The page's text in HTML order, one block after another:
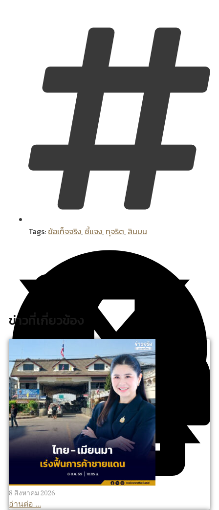
Tags: ข้อเท็จจริง, ชี้แจง, ทุจริต, สินบน
ข่าวที่เกี่ยวข้อง
8 สิงหาคม 2026
อ่านต่อ ...